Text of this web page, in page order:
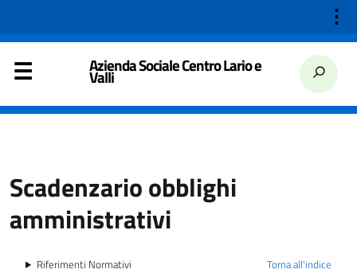
⋮
Azienda Sociale Centro Lario e
Valli
Scadenzario obblighi
amministrativi
Torna all'indice
Riferimenti Normativi